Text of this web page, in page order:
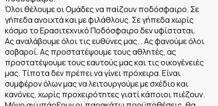
Όλοι θέλουμε οι Ομάδες να παίζουν ποδόσφαιρο. Σε
γήπεδα ανοιχτά και με φιλάθλους. Σε γήπεδα χωρίς
κόσμο το Ερασιτεχνικό Ποδόσφαιρο δεν υφίσταται.
Ας αναλάβουμε όλοι τις ευθύνες μας. . Ας φανούμε όλοι
σοβαροί. Ας προστατέψουμε τους αθλητές, ας
προστατέψουμε τους εαυτούς μας και τις οικογένειές
μας. Τίποτα δεν πρέπει να γίνει πρόχειρα. Είναι
συμφέρον όλων μας να λειτουργούμε με σχέδιο και
κανόνες, χωρίς προχειρότητες γιατί κάποιοι πιέζουν.